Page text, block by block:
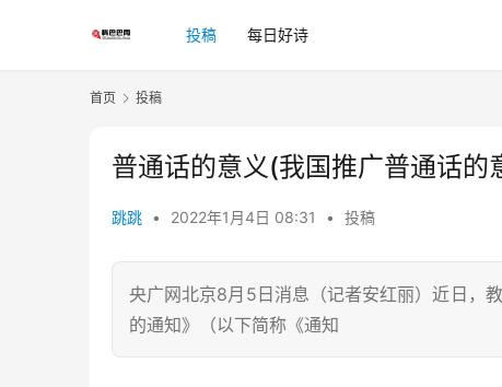
投稿 每日好诗
首页 投稿
普通话的意义(我国推广普通话的
跳跳 • 2022年1月4日 08:31 • 投稿
央广网北京8月5日消息（记者安红丽）近日，
的通知》（以下简称《通知